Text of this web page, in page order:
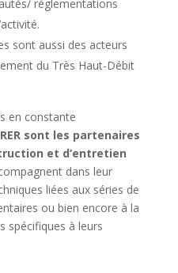
réglementations
sont aussi des acteurs
du Très Haut-Débit
en constante
sont les partenaires
et d‘entretien
dans leur
liées aux séries de
ou bien encore à la
spécifiques à leurs